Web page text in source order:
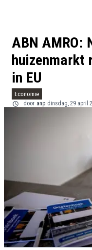
ABN AMRO:
huizenmarkt
in EU
Economie
door anp dinsdag, 29 april